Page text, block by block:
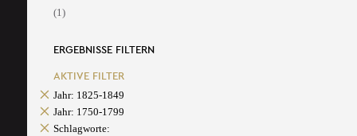
(1)
ERGEBNISSE FILTERN
AKTIVE FILTER
Jahr: 1825-1849
Jahr: 1750-1799
Schlagworte: